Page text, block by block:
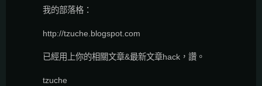
我的部落格：
http://tzuche.blogspot.com
已經用上你的相關文章&最新文章hack，讚。
tzuche